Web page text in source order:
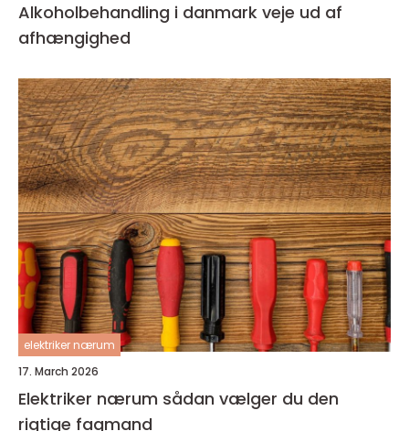
Alkoholbehandling i danmark veje ud af
afhængighed
elektriker nærum
17. March 2026
Elektriker nærum sådan vælger du den
rigtige fagmand